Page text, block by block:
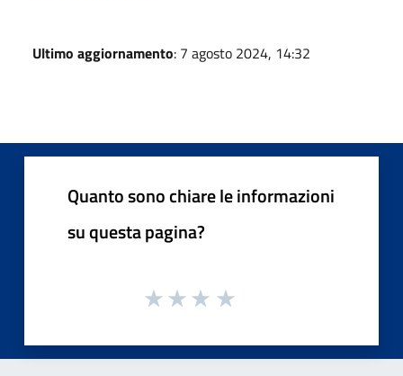
Ultimo aggiornamento: 7 agosto 2024, 14:32
Quanto sono chiare le informazioni
su questa pagina?